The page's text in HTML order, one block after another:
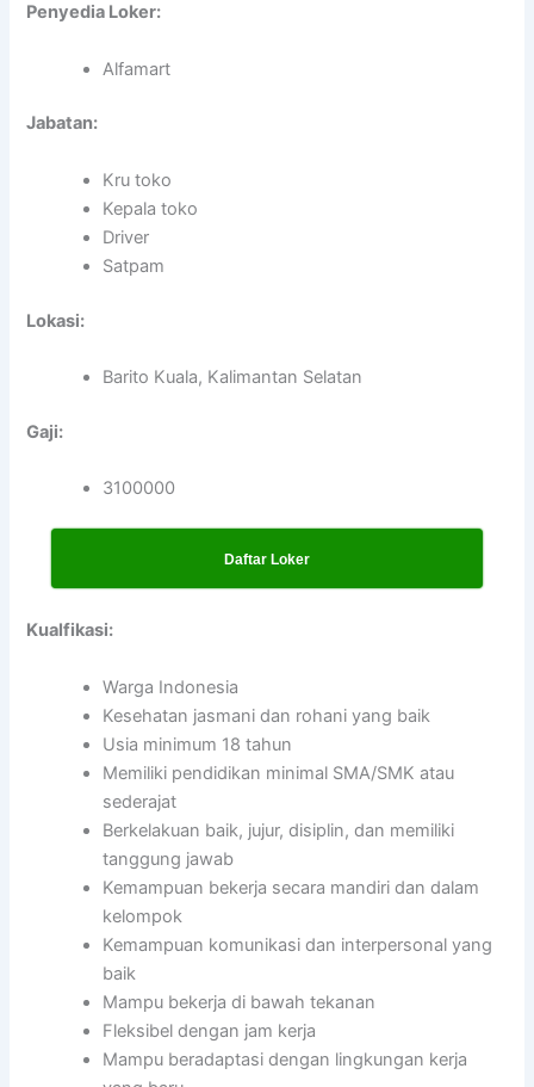
Penyedia Loker:
Alfamart
Jabatan:
Kru toko
Kepala toko
Driver
Satpam
Lokasi:
Barito Kuala, Kalimantan Selatan
Gaji:
3100000
Daftar Loker
Kualfikasi:
Warga Indonesia
Kesehatan jasmani dan rohani yang baik
Usia minimum 18 tahun
Memiliki pendidikan minimal SMA/SMK atau
sederajat
Berkelakuan baik, jujur, disiplin, dan memiliki
tanggung jawab
Kemampuan bekerja secara mandiri dan dalam
kelompok
Kemampuan komunikasi dan interpersonal yang
baik
Mampu bekerja di bawah tekanan
Fleksibel dengan jam kerja
Mampu beradaptasi dengan lingkungan kerja